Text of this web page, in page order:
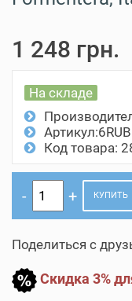
1 248 грн.
На складе
Код товара:
КУПИТЬ
Поделиться с
Скидка 3%